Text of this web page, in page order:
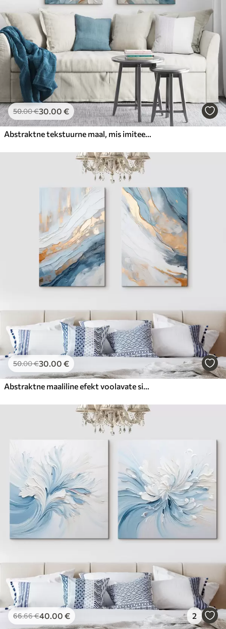
50.00€30.00 €
Abstraktne tekstuurne maal, mis imiteerib pintslitõmbeid valges, sinises ja beežis
50.00€30.00 €
Abstraktne maaliline efekt voolavate siniste joontega, tekstuurne kunst
66.66€40.00 € 2